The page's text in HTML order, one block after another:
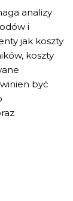
analizy
i
jak koszty
koszty
być